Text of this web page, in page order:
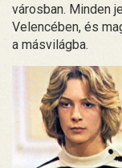
városban. Minden
Velencében, és
a másvilágba.